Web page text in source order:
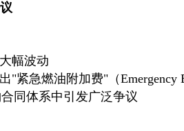
幅波动
"紧急燃油附加费"（Emergency
同体系中引发广泛争议